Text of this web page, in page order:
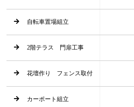
自転車置場組立
2階テラス 門扉工事
花壇作り フェンス取付
カーポート組立